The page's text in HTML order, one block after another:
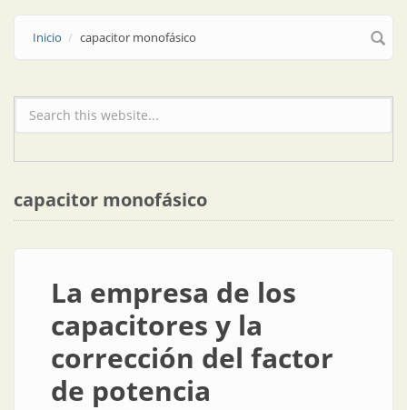
Inicio capacitor monofásico
Formulario de búsqueda
capacitor monofásico
La empresa de los
capacitores y la
corrección del factor
de potencia